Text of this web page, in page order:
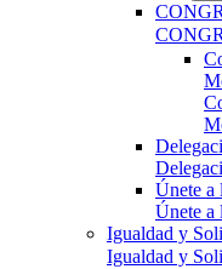
Únete
Únete
Igualdad y
Igualdad y